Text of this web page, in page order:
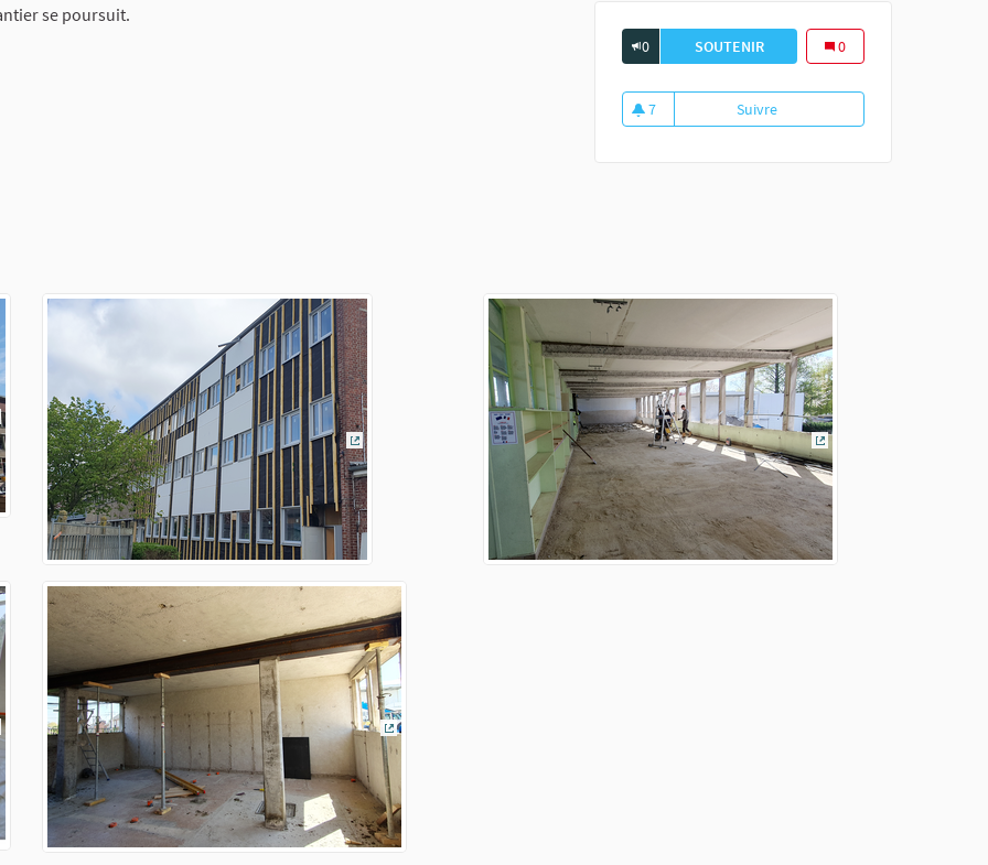
0 SOUTENIRL&#39;AVANCÉE DES TRAVAUX
0
7
7 abonnés
SuivreL'avancée des travaux en
se poursuit.
externe)
(Lien externe)
(Lien externe)
externe) (Lien externe)